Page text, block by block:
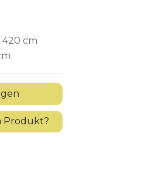
420 cm
Produkt?